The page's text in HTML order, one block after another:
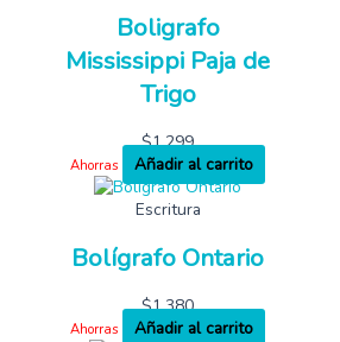
Boligrafo
Mississippi Paja de
Trigo
$1,299
Ahorras
Añadir al carrito
Escritura
Bolígrafo Ontario
$1,380
Ahorras
Añadir al carrito